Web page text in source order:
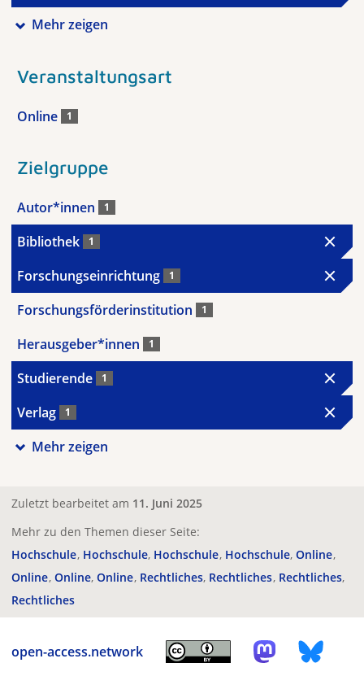
Mehr zeigen
Veranstaltungsart
Online 1
Zielgruppe
Autor*innen 1
Bibliothek 1
Forschungseinrichtung 1
Forschungsförderinstitution 1
Herausgeber*innen 1
Studierende 1
Verlag 1
Mehr zeigen
Zuletzt bearbeitet am 11. Juni 2025
Mehr zu den Themen dieser Seite:
Hochschule Hochschule Hochschule Hochschule Online
Online Online Online Rechtliches Rechtliches Rechtliches
Rechtliches
open-access.network